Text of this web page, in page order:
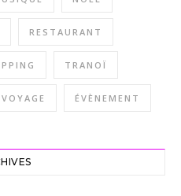
RESTAURANT
TRANOÏ
VOYAGE ÉVÈNEMENT